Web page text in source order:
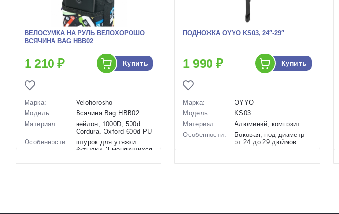
ВЕЛОСУМКА НА РУЛЬ ВЕЛОХОРОШО
ВСЯЧИНА BAG HBB02
1 210 ₽ Купить
Марка:
Velohorosho
Модель:
Всячина Bag HBB02
Материал:
нейлон, 1000D, 500d
Cordura, Oxford 600d PU
Особенности:
штурок для утяжки
бутылки, 3 меняющихся
ПОДНОЖКА OYYO KS03, 24″-29″
1 990 ₽ Купить
Марка:
OYYO
Модель:
KS03
Материал:
Алюминий, композит
Особенности:
Боковая, под диаметр
от 24 до 29 дюймов